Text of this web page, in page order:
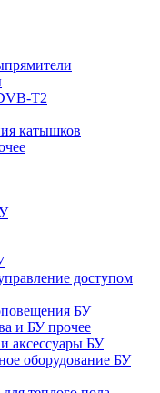
T2
катышков
доступом
БУ
и БУ прочее
аксессуары БУ
оборудование БУ